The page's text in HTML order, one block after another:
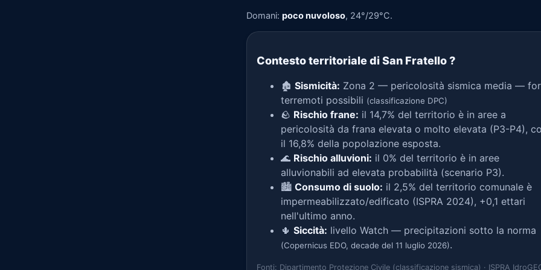
Domani: poco nuvoloso, 24°/29°C.
Contesto territoriale di San Fratello?
🏚️ Sismicità: Zona 2 — pericolosità sismica media —
terremoti possibili (classificazione DPC)
🪨 Rischio frane: il 14,7% del territorio è in aree a
pericolosità da frana elevata o molto elevata (P3-P4),
il 16,8% della popolazione esposta.
🌊 Rischio alluvioni: il 0% del territorio è in aree
alluvionabili ad elevata probabilità (scenario P3).
🏙️ Consumo di suolo: il 2,5% del territorio comunale è
impermeabilizzato/edificato (ISPRA 2024), +0,1 ettari
nell'ultimo anno.
🌵 Siccità: livello Watch — precipitazioni sotto la norma
(Copernicus EDO, decade del 11 luglio 2026).
Fonti: Dipartimento Protezione Civile (classificazione sismica) · ISPRA